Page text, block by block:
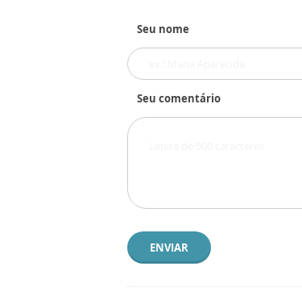
Seu nome
Seu comentário
ENVIAR